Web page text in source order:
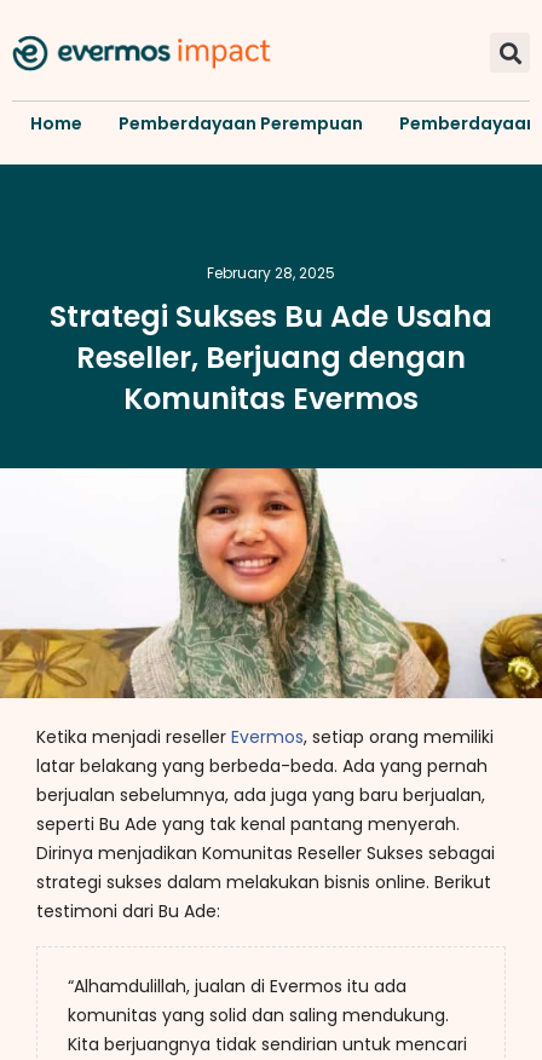
Home Pemberdayaan Perempuan Pemberdayaan
February 28, 2025
Strategi Sukses Bu Ade Usaha
Reseller, Berjuang dengan
Komunitas Evermos
Ketika menjadi reseller Evermos, setiap orang memiliki
latar belakang yang berbeda-beda. Ada yang pernah
berjualan sebelumnya, ada juga yang baru berjualan,
seperti Bu Ade yang tak kenal pantang menyerah.
Dirinya menjadikan Komunitas Reseller Sukses sebagai
strategi sukses dalam melakukan bisnis online. Berikut
testimoni dari Bu Ade:
“Alhamdulillah, jualan di Evermos itu ada
komunitas yang solid dan saling mendukung.
Kita berjuangnya tidak sendirian untuk mencari